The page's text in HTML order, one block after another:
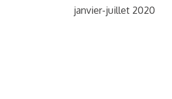
janvier-juillet 2020